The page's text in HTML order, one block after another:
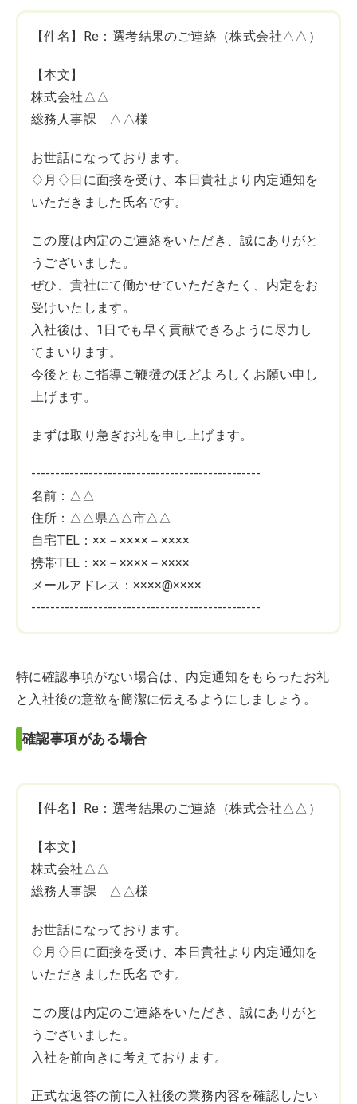
【件名】Re：選考結果のご連絡（株式会社△△）
【本文】
株式会社△△
総務人事課 △△様
お世話になっております。
♢月♢日に面接を受け、本日貴社より内定通知を
いただきました氏名です。
この度は内定のご連絡をいただき、誠にありがと
うございました。
ぜひ、貴社にて働かせていただきたく、内定をお
受けいたします。
入社後は、1日でも早く貢献できるように尽力し
てまいります。
今後ともご指導ご鞭撻のほどよろしくお願い申し
上げます。
まずは取り急ぎお礼を申し上げます。
------------------------------------------------
名前：△△
住所：△△県△△市△△
自宅TEL：××－××××－××××
携帯TEL：××－××××－××××
メールアドレス：××××@××××
------------------------------------------------
特に確認事項がない場合は、内定通知をもらったお礼
と入社後の意欲を簡潔に伝えるようにしましょう。
確認事項がある場合
【件名】Re：選考結果のご連絡（株式会社△△）
【本文】
株式会社△△
総務人事課 △△様
お世話になっております。
♢月♢日に面接を受け、本日貴社より内定通知を
いただきました氏名です。
この度は内定のご連絡をいただき、誠にありがと
うございました。
入社を前向きに考えております。
正式な返答の前に入社後の業務内容を確認したい